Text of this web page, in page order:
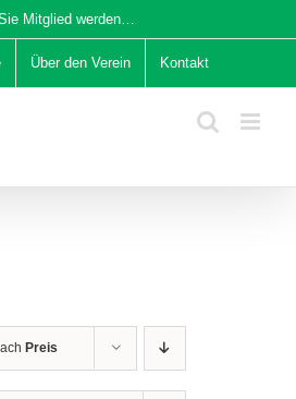
Mitglied werden…
Über den Verein Kontakt
Preis